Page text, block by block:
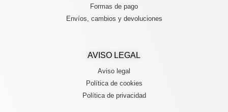
AVISO LEGAL
Aviso legal
Política de cookies
Política de privacidad
Formas de pago
Envíos, cambios y devoluciones